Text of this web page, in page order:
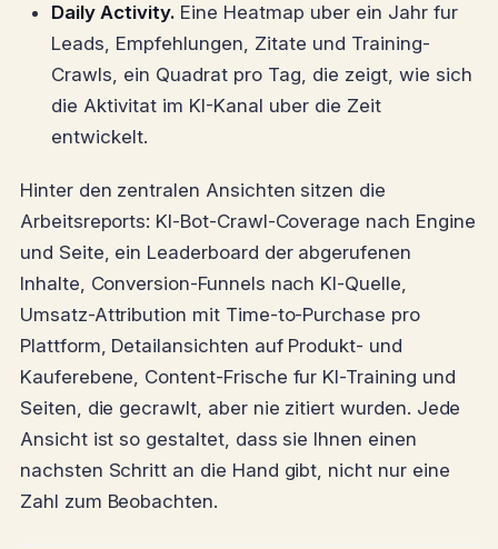
Daily Activity. Eine Heatmap uber ein Jahr fur
Leads, Empfehlungen, Zitate und Training-
Crawls, ein Quadrat pro Tag, die zeigt, wie sich
die Aktivitat im KI-Kanal uber die Zeit
entwickelt.
Hinter den zentralen Ansichten sitzen die
Arbeitsreports: KI-Bot-Crawl-Coverage nach Engine
und Seite, ein Leaderboard der abgerufenen
Inhalte, Conversion-Funnels nach KI-Quelle,
Umsatz-Attribution mit Time-to-Purchase pro
Plattform, Detailansichten auf Produkt- und
Kauferebene, Content-Frische fur KI-Training und
Seiten, die gecrawlt, aber nie zitiert wurden. Jede
Ansicht ist so gestaltet, dass sie Ihnen einen
nachsten Schritt an die Hand gibt, nicht nur eine
Zahl zum Beobachten.